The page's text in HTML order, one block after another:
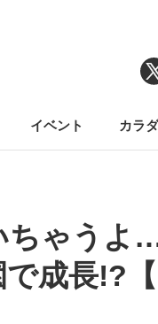
イベント カラ
ちゃう
成長!?